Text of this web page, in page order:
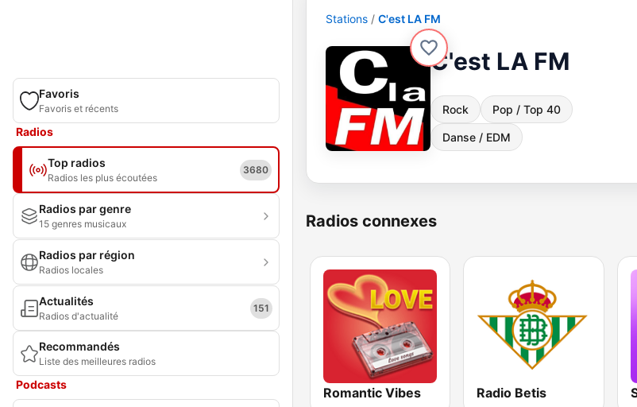
Favoris
Favoris et récents
Radios
Top radios
Radios les plus écoutées
3680
Radios par genre
15 genres musicaux
Radios par région
Radios locales
Actualités
Radios d'actualité
151
Recommandés
Liste des meilleures radios
Podcasts
Stations C'est LA FM
C'est LA FM
Rock Pop / Top 40
Danse / EDM
Radios connexes
Romantic Vibes Radio Betis